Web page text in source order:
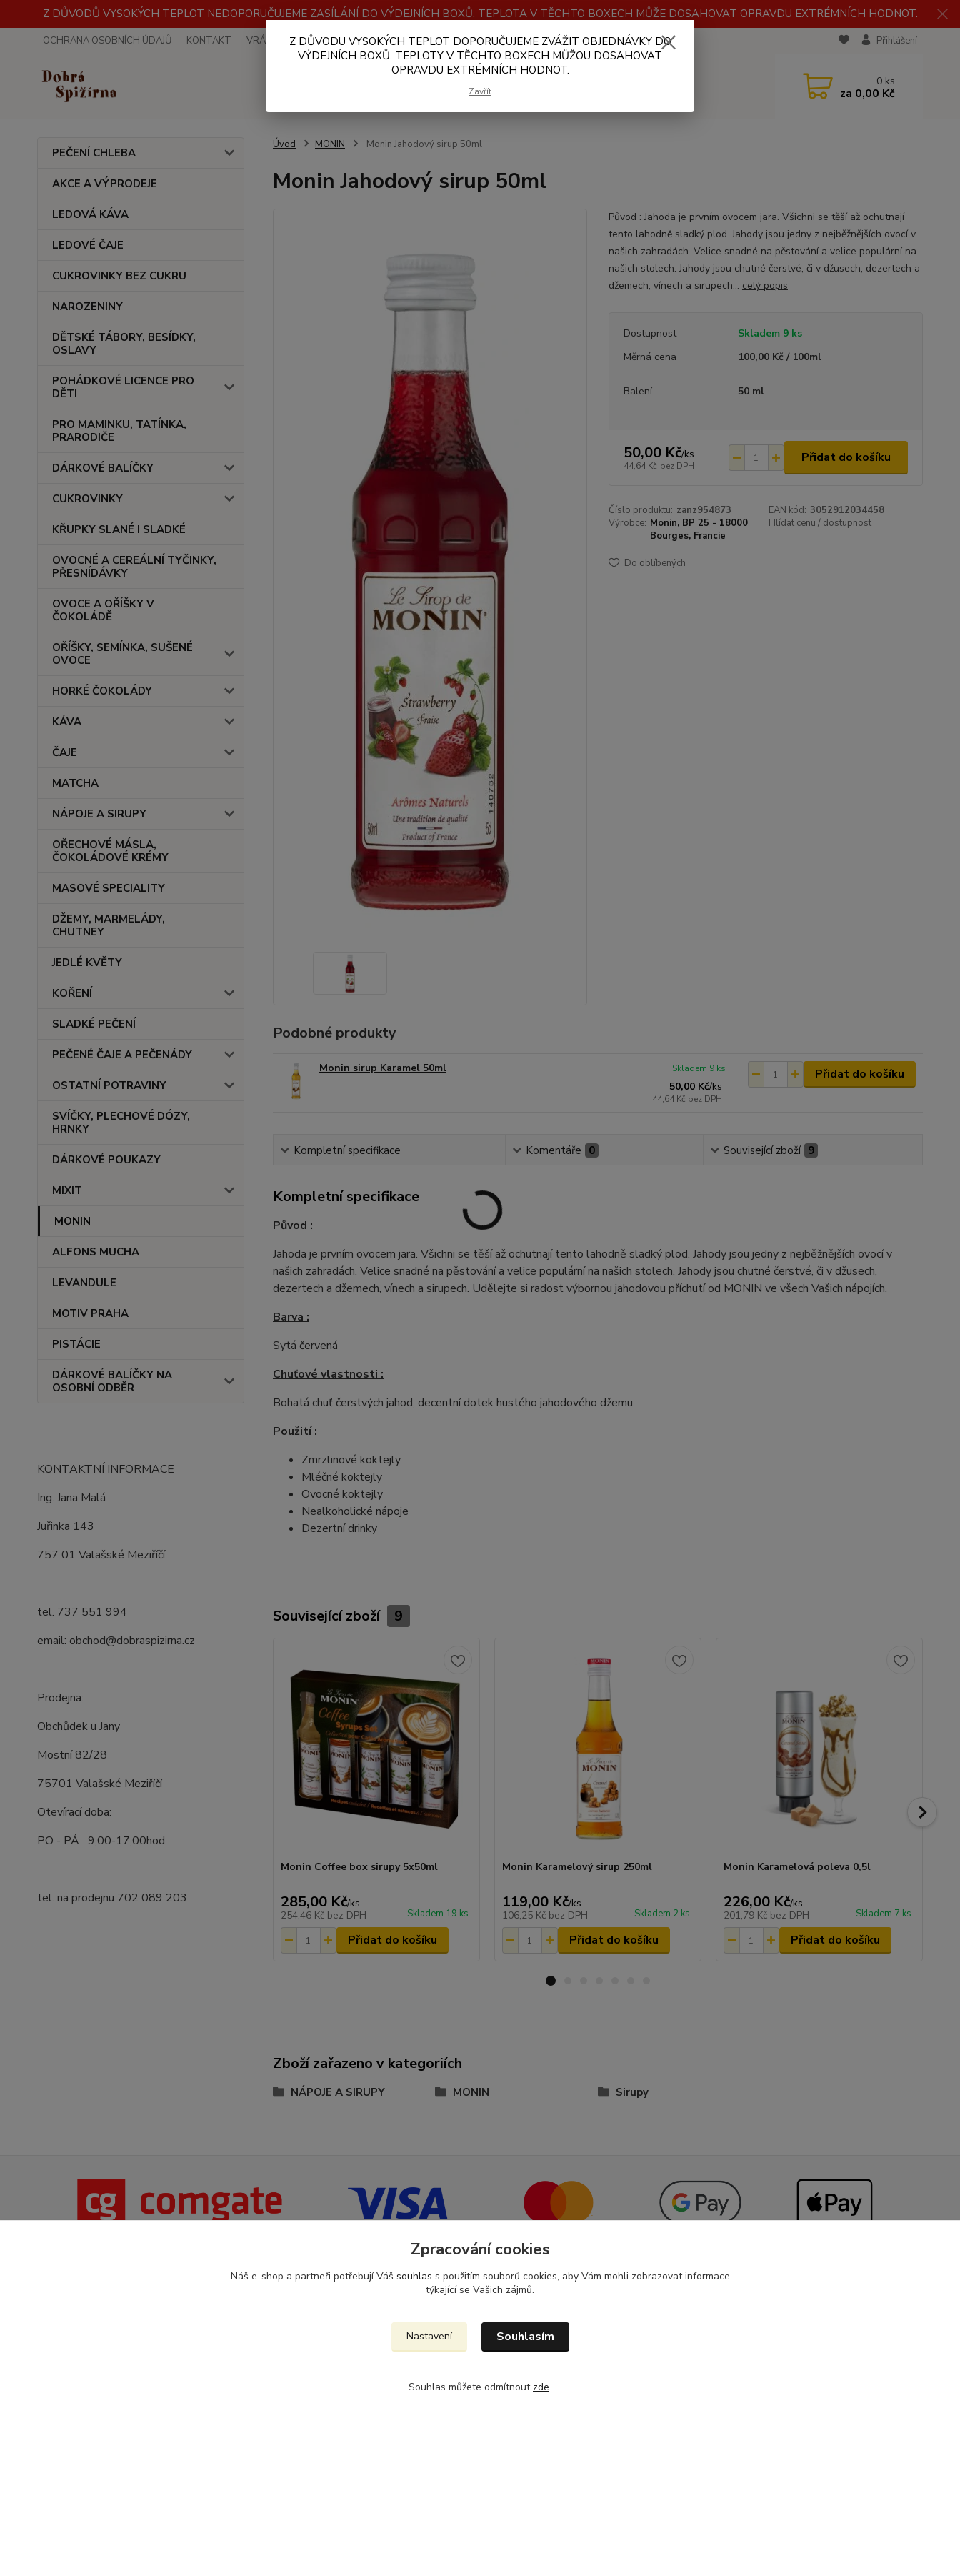
Z DŮVODŮ VYSOKÝCH TEPLOT NEDOPORUČUJEME ZASÍLÁNÍ DO VÝDEJNÍCH BOXŮ. TEPLOTA V TĚCHTO BOXECH MŮŽE DOSAHOVAT OPRAVDU EXTRÉMNÍCH HODNOT.
OCHRANA OSOBNÍCH ÚDAJŮ KONTAKT VRÁCENÍ ZBOŽÍ OBCHODNÍ PODMÍNKY PLATBA A DOPRAVA VELKOOBCHOD RECENZE Přihlášení
Hledat 0 ks
za 0,00 Kč
PEČENÍ CHLEBA
AKCE A VÝPRODEJE
LEDOVÁ KÁVA
LEDOVÉ ČAJE
CUKROVINKY BEZ CUKRU
NAROZENINY
DĚTSKÉ TÁBORY, BESÍDKY,
OSLAVY
POHÁDKOVÉ LICENCE PRO
DĚTI
PRO MAMINKU, TATÍNKA,
PRARODIČE
DÁRKOVÉ BALÍČKY
CUKROVINKY
KŘUPKY SLANÉ I SLADKÉ
OVOCNÉ A CEREÁLNÍ TYČINKY,
PŘESNÍDÁVKY
OVOCE A OŘÍŠKY V
ČOKOLÁDĚ
OŘÍŠKY, SEMÍNKA, SUŠENÉ
OVOCE
HORKÉ ČOKOLÁDY
KÁVA
ČAJE
MATCHA
NÁPOJE A SIRUPY
OŘECHOVÉ MÁSLA,
ČOKOLÁDOVÉ KRÉMY
MASOVÉ SPECIALITY
DŽEMY, MARMELÁDY,
CHUTNEY
JEDLÉ KVĚTY
KOŘENÍ
SLADKÉ PEČENÍ
PEČENÉ ČAJE A PEČENÁDY
OSTATNÍ POTRAVINY
SVÍČKY, PLECHOVÉ DÓZY,
HRNKY
DÁRKOVÉ POUKAZY
MIXIT
MONIN
ALFONS MUCHA
LEVANDULE
MOTIV PRAHA
PISTÁCIE
DÁRKOVÉ BALÍČKY NA
OSOBNÍ ODBĚR
KONTAKTNÍ INFORMACE
Ing. Jana Malá
Juřinka 143
757 01 Valašské Meziříčí
tel. 737 551 994
email: obchod@dobraspizirna.cz
Prodejna:
Obchůdek u Jany
Mostní 82/28
75701 Valašské Meziříčí
Otevírací doba:
PO - PÁ 9,00-17,00hod
tel. na prodejnu 702 089 203
Úvod MONIN Monin Jahodový sirup 50ml
Monin Jahodový sirup 50ml
Původ : Jahoda je prvním ovocem jara. Všichni se těší až ochutnají
tento lahodně sladký plod. Jahody jsou jedny z nejběžnějších ovocí v
našich zahradách. Velice snadné na pěstování a velice populární na
našich stolech. Jahody jsou chutné čerstvé, či v džusech, dezertech a
džemech, vínech a sirupech... celý popis
Dostupnost
Skladem 9 ks
Měrná cena
100,00 Kč / 100ml
Balení 50 ml
50,00 Kč/ks
44,64 Kč bez DPH
Přidat do košíku
Číslo produktu: zanz954873 EAN kód: 3052912034458
Výrobce: Monin, BP 25 - 18000
Bourges, Francie
Hlídat cenu / dostupnost
Do oblíbených
Podobné produkty
Monin sirup Karamel 50ml
50,00 Kč/ks
44,64 Kč bez DPH
Skladem 9 ks Přidat do košíku
Kompletní specifikace Komentáře 0 Související zboží 9
Kompletní specifikace
Původ :
Jahoda je prvním ovocem jara. Všichni se těší až ochutnají tento lahodně sladký plod. Jahody jsou jedny z nejběžnějších ovocí v
našich zahradách. Velice snadné na pěstování a velice populární na našich stolech. Jahody jsou chutné čerstvé, či v džusech,
dezertech a džemech, vínech a sirupech. Udělejte si radost výbornou jahodovou příchutí od MONIN ve všech Vašich nápojích.
Barva :
Sytá červená
Chuťové vlastnosti :
Bohatá chuť čerstvých jahod, decentní dotek hustého jahodového džemu
Použití :
Zmrzlinové koktejly
Mléčné koktejly
Ovocné koktejly
Nealkoholické nápoje
Dezertní drinky
Související zboží 9
Monin Coffee box sirupy 5x50ml
285,00 Kč/ks
254,46 Kč bez DPH Skladem 19 ks
Přidat do košíku
Monin Karamelový sirup 250ml
119,00 Kč/ks
106,25 Kč bez DPH Skladem 2 ks
Přidat do košíku
Monin Karamelová poleva 0,5l
226,00 Kč/ks
201,79 Kč bez DPH Skladem 7 ks
Přidat do košíku
Zboží zařazeno v kategoriích
NÁPOJE A SIRUPY MONIN Sirupy
Z DŮVODU VYSOKÝCH TEPLOT DOPORUČUJEME ZVÁŽIT OBJEDNÁVKY DO
VÝDEJNÍCH BOXŮ. TEPLOTY V TĚCHTO BOXECH MŮŽOU DOSAHOVAT
OPRAVDU EXTRÉMNÍCH HODNOT.
Zavřít
Zpracování cookies
Náš e-shop a partneři potřebují Váš souhlas s použitím souborů cookies, aby Vám mohli zobrazovat informace
týkající se Vašich zájmů.
Nastavení Souhlasím
Souhlas můžete odmítnout zde.